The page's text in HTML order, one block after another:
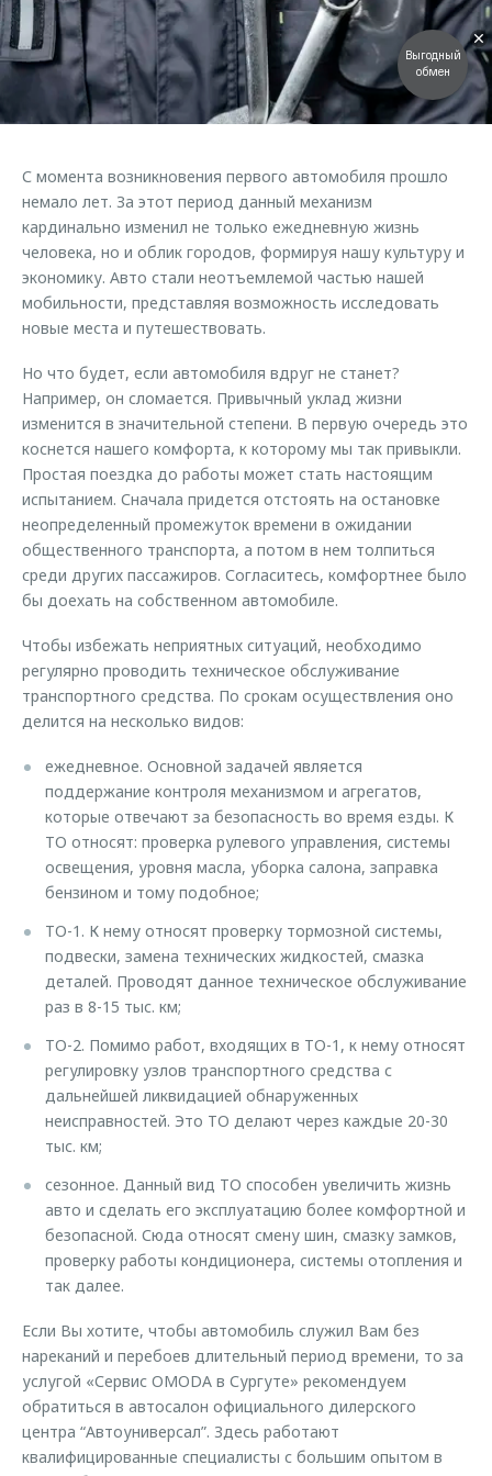
Страхование
Кредитный калькулятор
Аксессуары
Оригинальные аксессуары
Запчасти
Трейд-ин
Калькулятор трейд-ин
Клиентская поддержка
O&J Автоклуб
Клуб владельцев OMODA
Аксессуары
Одежда и сувениры
Оригинальные аксессуары
Запчасти
Обратная связь
С момента возникновения первого автомобиля прошло
немало лет. За этот период данный механизм
кардинально изменил не только ежедневную жизнь
человека, но и облик городов, формируя нашу культуру и
экономику. Авто стали неотъемлемой частью нашей
мобильности, представляя возможность исследовать
новые места и путешествовать.
Но что будет, если автомобиля вдруг не станет?
Например, он сломается. Привычный уклад жизни
изменится в значительной степени. В первую очередь это
коснется нашего комфорта, к которому мы так привыкли.
Простая поездка до работы может стать настоящим
испытанием. Сначала придется отстоять на остановке
неопределенный промежуток времени в ожидании
общественного транспорта, а потом в нем толпиться
среди других пассажиров. Согласитесь, комфортнее было
бы доехать на собственном автомобиле.
Чтобы избежать неприятных ситуаций, необходимо
регулярно проводить техническое обслуживание
транспортного средства. По срокам осуществления оно
делится на несколько видов:
ежедневное. Основной задачей является
поддержание контроля механизмом и агрегатов,
которые отвечают за безопасность во время езды. К
ТО относят: проверка рулевого управления, системы
освещения, уровня масла, уборка салона, заправка
бензином и тому подобное;
ТО-1. К нему относят проверку тормозной системы,
подвески, замена технических жидкостей, смазка
деталей. Проводят данное техническое обслуживание
раз в 8-15 тыс. км;
ТО-2. Помимо работ, входящих в ТО-1, к нему относят
регулировку узлов транспортного средства с
дальнейшей ликвидацией обнаруженных
неисправностей. Это ТО делают через каждые 20-30
тыс. км;
сезонное. Данный вид ТО способен увеличить жизнь
авто и сделать его эксплуатацию более комфортной и
безопасной. Сюда относят смену шин, смазку замков,
проверку работы кондиционера, системы отопления и
так далее.
Если Вы хотите, чтобы автомобиль служил Вам без
нареканий и перебоев длительный период времени, то за
услугой «Сервис OMODA в Сургуте» рекомендуем
обратиться в автосалон официального дилерского
центра “Автоуниверсал”. Здесь работают
квалифицированные специалисты с большим опытом в
Выгодный
обмен